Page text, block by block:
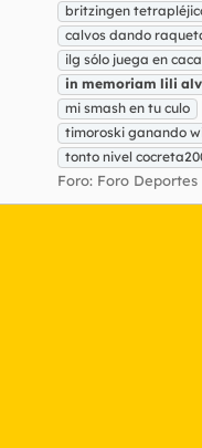
britzingen
calvos dando
ilg sólo juega en
in memoriam lili
mi smash en tu culo
timoroski ganando
tonto nivel
Foro: Foro Deportes